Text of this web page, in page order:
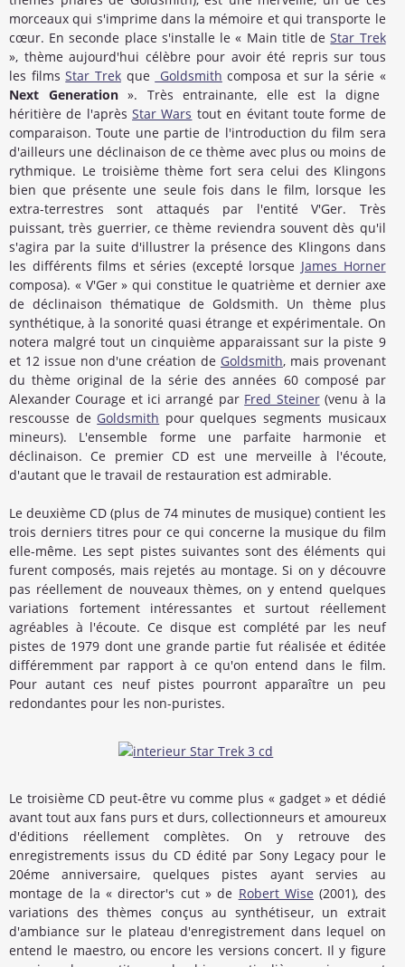
morceaux qui s'imprime dans la mémoire et qui transporte le
cœur. En seconde place s'installe le « Main title deStar Trek
», thème aujourd'hui célèbre pour avoir été repris sur tous
les filmsStar Trekque Goldsmith composa et sur la série «
Next Generation». Très entrainante, elle est la digne
héritière de l'aprèsStar Wars tout en évitant toute forme de
comparaison. Toute une partie de l'introduction du film sera
d'ailleurs une déclinaison de ce thème avec plus ou moins de
rythmique. Le troisième thème fort sera celui des Klingons
bien que présente une seule fois dans le film, lorsque les
extra-terrestres sont attaqués par l'entité V'Ger. Très
puissant, très guerrier, ce thème reviendra souvent dès qu'il
s'agira par la suite d'illustrer la présence des Klingons dans
les différents films et séries (excepté lorsque James Horner
composa). « V'Ger » qui constitue le quatrième et dernier axe
de déclinaison thématique de Goldsmith. Un thème plus
synthétique, à la sonorité quasi étrange et expérimentale. On
notera malgré tout un cinquième apparaissant sur la piste 9
et 12 issue non d'une création de Goldsmith, mais provenant
du thème original de la série des années 60 composé par
Alexander Courage et ici arrangé par Fred Steiner(venu à la
rescousse de Goldsmith pour quelques segments musicaux
mineurs). L'ensemble forme une parfaite harmonie et
déclinaison. Ce premier CD est une merveille à l'écoute,
d'autant que le travail de restauration est admirable.
Le deuxième CD (plus de 74 minutes de musique) contient les
trois derniers titres pour ce qui concerne la musique du film
elle-même. Les sept pistes suivantes sont des éléments qui
furent composés, mais rejetés au montage. Si on y découvre
pas réellement de nouveaux thèmes, on y entend quelques
variations fortement intéressantes et surtout réellement
agréables à l'écoute. Ce disque est complété par les neuf
pistes de 1979 dont une grande partie fut réalisée et éditée
différemment par rapport à ce qu'on entend dans le film.
Pour autant ces neuf pistes pourront apparaître un peu
redondantes pour les non-puristes.
Le troisième CD peut-être vu comme plus « gadget » et dédié
avant tout aux fans purs et durs, collectionneurs et amoureux
d'éditions réellement complètes. On y retrouve des
enregistrements issus du CD édité par Sony Legacy pour le
20éme anniversaire, quelques pistes ayant servies au
montage de la « director's cut » de Robert Wise (2001), des
variations des thèmes conçus au synthétiseur, un extrait
d'ambiance sur le plateau d'enregistrement dans lequel on
entend le maestro, ou encore les versions concert. Il y figure